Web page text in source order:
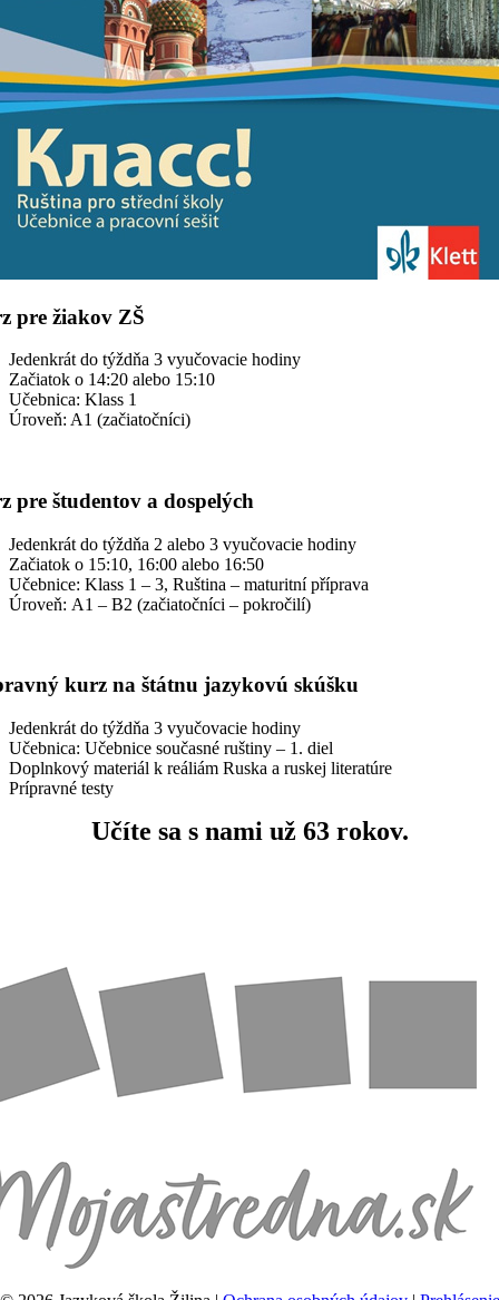
pre žiakov ZŠ
Jedenkrát do týždňa 3 vyučovacie hodiny
Začiatok o 14:20 alebo 15:10
Učebnica: Klass 1
Úroveň: A1 (začiatočníci)
pre študentov a dospelých
Jedenkrát do týždňa 2 alebo 3 vyučovacie hodiny
Začiatok o 15:10, 16:00 alebo 16:50
Učebnice: Klass 1 – 3, Ruština – maturitní příprava
Úroveň: A1 – B2 (začiatočníci – pokročilí)
kurz na štátnu jazykovú skúšku
Jedenkrát do týždňa 3 vyučovacie hodiny
Učebnica: Učebnice současné ruštiny – 1. diel
Doplnkový materiál k reáliám Ruska a ruskej literatúre
Prípravné testy
Učíte sa s nami už 63 rokov.